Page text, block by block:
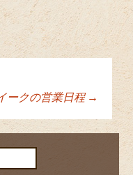
ーショ
ークの営業日程 →